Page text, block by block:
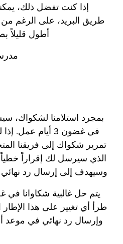
إذا كنت تفضل ذلك،
طريق البريد، على الرغم
أطول قليلاً
بمجرد استلامنا لشكواك،
في غضون 3 أيام
تمرير شكواك إلى فريقنا
وسيهدف إلى إرسال رد نهائي لك
طرأ أي تغيير على هذا